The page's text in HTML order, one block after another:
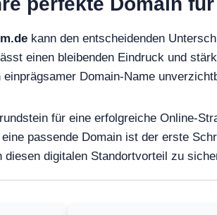
kann den entscheidenden
einen bleibenden Eindruck und
Domain-Name
für eine erfolgreiche Online-
passende Domain ist der erste
digitalen Standortvorteil zu